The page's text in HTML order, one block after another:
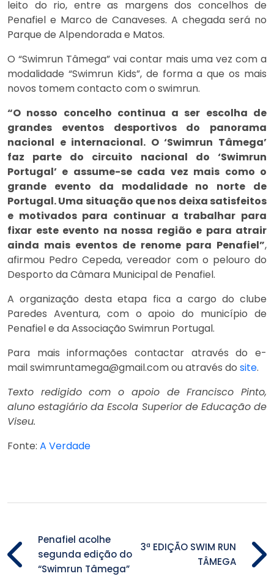
leito do rio, entre as margens dos concelhos de
Penafiel e Marco de Canaveses. A chegada será no
Parque de Alpendorada e Matos.
O “Swimrun Tâmega” vai contar mais uma vez com a
modalidade “Swimrun Kids”, de forma a que os mais
novos tomem contacto com o swimrun.
“O nosso concelho continua a ser escolha de
grandes eventos desportivos do panorama
nacional e internacional. O ‘Swimrun Tâmega’
faz parte do circuito nacional do ‘Swimrun
Portugal’ e assume-se cada vez mais como o
grande evento da modalidade no norte de
Portugal. Uma situação que nos deixa satisfeitos
e motivados para continuar a trabalhar para
fixar este evento na nossa região e para atrair
ainda mais eventos de renome para Penafiel”,
afirmou Pedro Cepeda, vereador com o pelouro do
Desporto da Câmara Municipal de Penafiel.
A organização desta etapa fica a cargo do clube
Paredes Aventura, com o apoio do município de
Penafiel e da Associação Swimrun Portugal.
Para mais informações contactar através do e-
mail swimruntamega@gmail.com ou através do site.
Texto redigido com o apoio de Francisco Pinto,
aluno estagiário da Escola Superior de Educação de
Viseu.
Fonte: A Verdade
Penafiel acolhe
segunda edição do
“Swimrun Tâmega”
3ª EDIÇÃO SWIM RUN
TÂMEGA